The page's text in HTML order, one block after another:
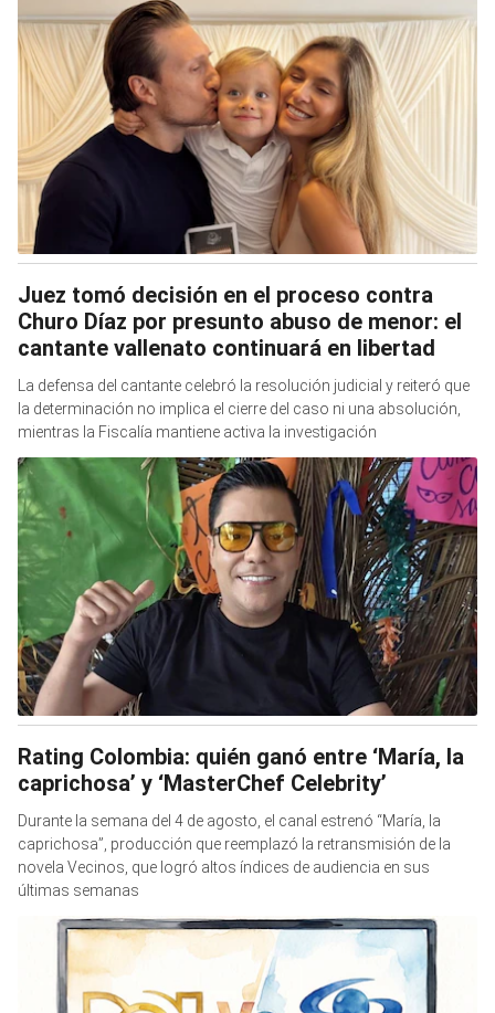
Juez tomó decisión en el proceso contra
Churo Díaz por presunto abuso de menor: el
cantante vallenato continuará en libertad
La defensa del cantante celebró la resolución judicial y reiteró que
la determinación no implica el cierre del caso ni una absolución,
mientras la Fiscalía mantiene activa la investigación
Rating Colombia: quién ganó entre ‘María, la
caprichosa’ y ‘MasterChef Celebrity’
Durante la semana del 4 de agosto, el canal estrenó “María, la
caprichosa”, producción que reemplazó la retransmisión de la
novela Vecinos, que logró altos índices de audiencia en sus
últimas semanas